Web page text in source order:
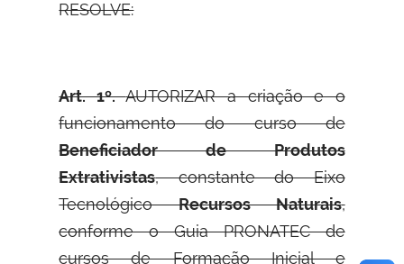
RESOLVE:
Art. 1º.AUTORIZAR a criação e o
funcionamento do curso de
Beneficiador de Produtos
Extrativistas, constante do Eixo
TecnológicoRecursos Naturais,
conforme o Guia PRONATEC de
cursos de Formação Inicial e